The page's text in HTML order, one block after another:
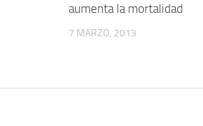
aumenta la mortalidad
7 MARZO, 2013